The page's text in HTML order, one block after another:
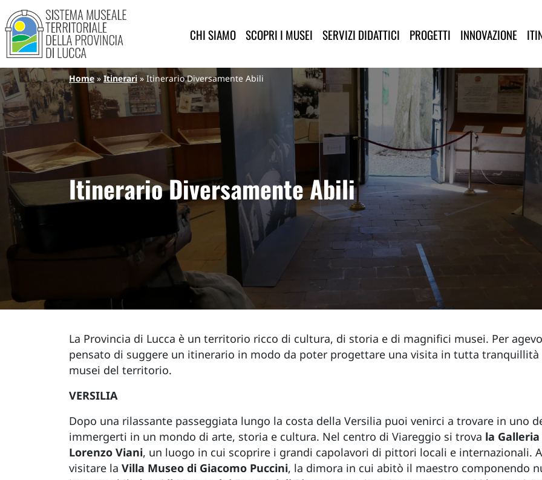
Salta al contenuto principale
Sistema Museale Territoriale della Provincia di Lucca
Navigazione principale
CHI SIAMO SCOPRI I MUSEI SERVIZI DIDATTICI PROGETTI INNOVAZIONE
Briciole di pane
Home Itinerari Itinerario Diversamente Abili
Itinerario Diversamente Abili
La Provincia di Lucca è un territorio ricco di cultura, di storia e di magnifici musei. Per
pensato di suggere un itinerario in modo da poter progettare una visita in tutta tranquillità
musei del territorio.
VERSILIA
Dopo una rilassante passeggiata lungo la costa della Versilia puoi venirci a trovare in uno
immergerti in un mondo di arte, storia e cultura. Nel centro di Viareggio si trova la
Lorenzo Viani, un luogo in cui scoprire i grandi capolavori di pittori locali e internazionali.
visitare la Villa Museo di Giacomo Puccini, la dimora in cui abitò il maestro componendo